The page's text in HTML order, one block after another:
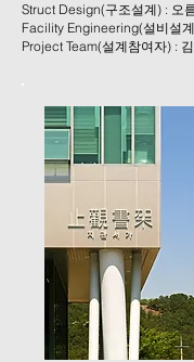
Struct Design(구조설계) : 오
Facility Engineering(설비설
Project Team(설계참여자) :